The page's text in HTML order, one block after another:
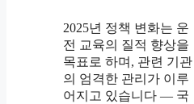
2025년 정책 변화는 운
전 교육의 질적 향상을
목표로 하며, 관련 기관
의 엄격한 관리가 이루
어지고 있습니다 — 국